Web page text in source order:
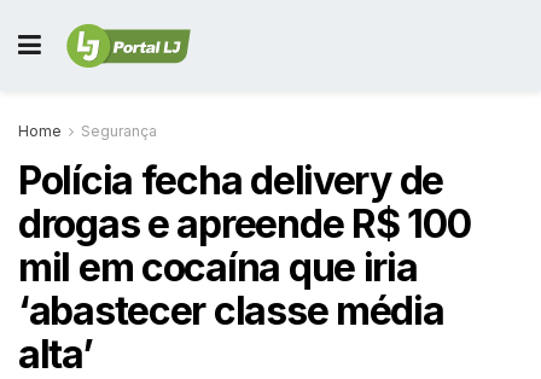
Home Segurança
Polícia fecha delivery de
drogas e apreende R$ 100
mil em cocaína que iria
‘abastecer classe média
alta’